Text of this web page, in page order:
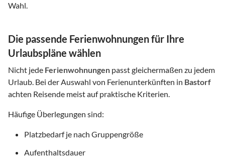
Wahl.
Die passende Ferienwohnungen für Ihre
Urlaubspläne wählen
Nicht jede Ferienwohnungen passt gleichermaßen zu jedem
Urlaub. Bei der Auswahl von Ferienunterkünften in Bastorf
achten Reisende meist auf praktische Kriterien.
Häufige Überlegungen sind:
Platzbedarf je nach Gruppengröße
Aufenthaltsdauer